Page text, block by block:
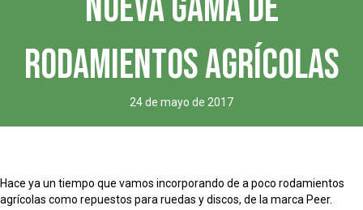
RODAMIENTOS AGRÍCOLAS
24 de mayo de 2017
Hace ya un tiempo que vamos incorporando de a poco rodamientos
agrícolas como repuestos para ruedas y discos, de la marca Peer.